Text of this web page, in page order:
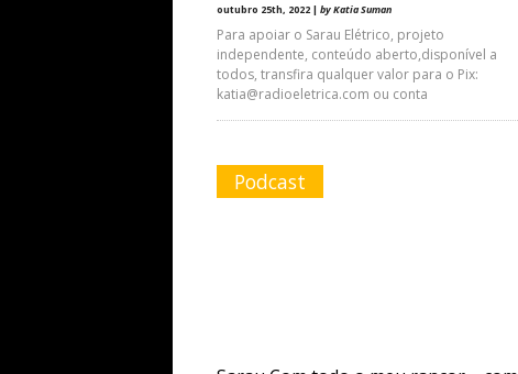
outubro 25th, 2022 | by Katia Suman
Para apoiar o Sarau Elétrico, projeto
independente, conteúdo aberto,disponível a
todos, transfira qualquer valor para o Pix:
katia@radioeletrica.com ou conta
Podcast